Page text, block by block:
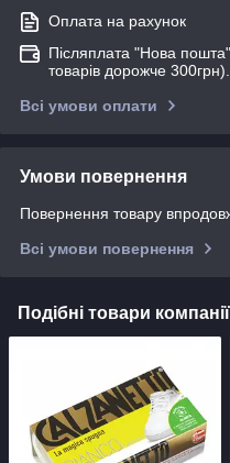
Оплата на рахунок
Післяплата "Нова
товарів дорожче 300грн).
Всі умови оплати
Умови повернення
Повернення товару
Всі умови повернення
Подібні товари компанії